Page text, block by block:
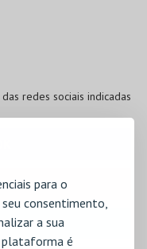
para o
consentimento,
a sua
plataforma é
redes sociais indicadas